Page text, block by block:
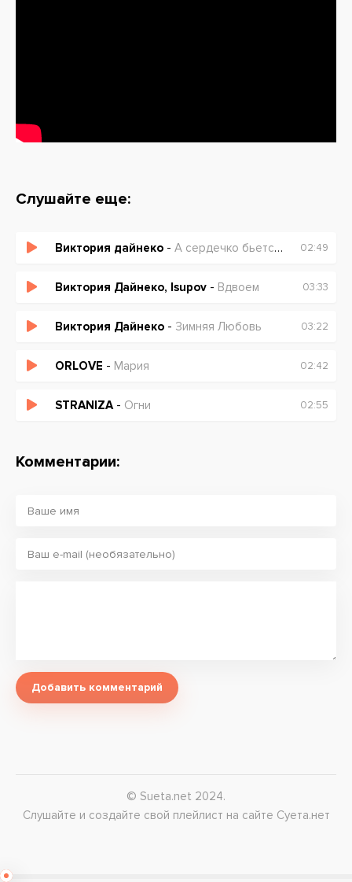
Слушайте еще:
Виктория дайнеко - А сердечко бьется бьется не спеша (speed up) 02:49
Виктория Дайнеко, Isupov - Вдвоем 03:33
Виктория Дайнеко - Зимняя Любовь 03:22
ORLOVE - Мария 02:42
STRANIZA- Огни 02:55
Комментарии:
Добавить комментарий
© Sueta.net 2024.
Слушайте и создайте свой плейлист на сайте Суета.нет